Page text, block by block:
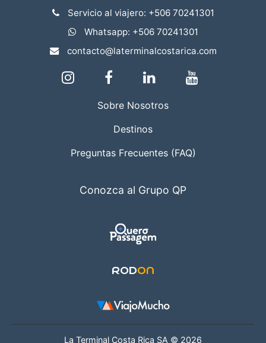
Servicio al viajero: +506 70241301
Whatsapp: +506 70241301
contacto@laterminalcostarica.com
Sobre Nosotros
Destinos
Preguntas Frecuentes (FAQ)
Conozca al Grupo QP
La Terminal Costa Rica SA © 2026